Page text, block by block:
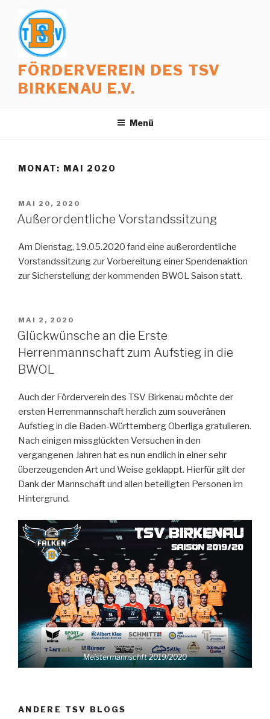
Inhalt
springen
FÖRDERVEREIN DES TSV
BIRKENAU E.V.
Menü
MONAT: MAI 2020
VERÖFFENTLICHT
AM
MAI 20, 2020
Außerordentliche Vorstandssitzung
Am Dienstag, 19.05.2020 fand eine außerordentliche
Vorstandssitzung zur Vorbereitung einer Spendenaktion
zur Sicherstellung der kommenden BWOL Saison statt.
VERÖFFENTLICHT
AM
MAI 2, 2020
Glückwünsche an die Erste
Herrenmannschaft zum Aufstieg in die
BWOL
Auch der Förderverein des TSV Birkenau möchte der
ersten Herrenmannschaft herzlich zum souveränen
Aufstieg in die Baden-Württemberg Oberliga gratulieren.
Nach einigen missglückten Versuchen in den
vergangenen Jahren hat es nun endlich in einer sehr
überzeugenden Art und Weise geklappt. Hierfür gilt der
Dank der Mannschaft und allen beteiligten Personen im
Hintergrund.
Meistermannschft 2019/2020
ANDERE TSV BLOGS